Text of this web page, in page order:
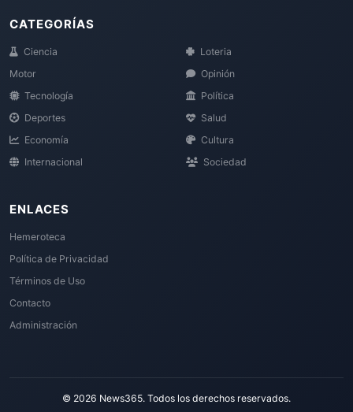
CATEGORÍAS
Ciencia
Motor
Tecnología
Deportes
Economía
Internacional
Loteria
Opinión
Política
Salud
Cultura
Sociedad
ENLACES
Hemeroteca
Política de Privacidad
Términos de Uso
Contacto
Administración
© 2026 News365. Todos los derechos reservados.